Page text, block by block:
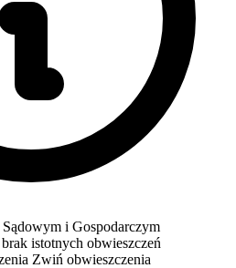
i Gospodarczym
istotnych obwieszczeń
Zwiń obwieszczenia